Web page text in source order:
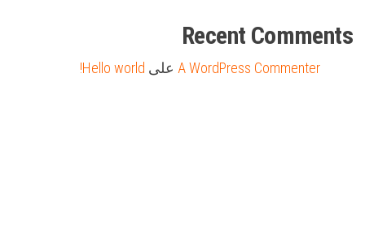
Recent Comments
A WordPress Commenter على Hello world!